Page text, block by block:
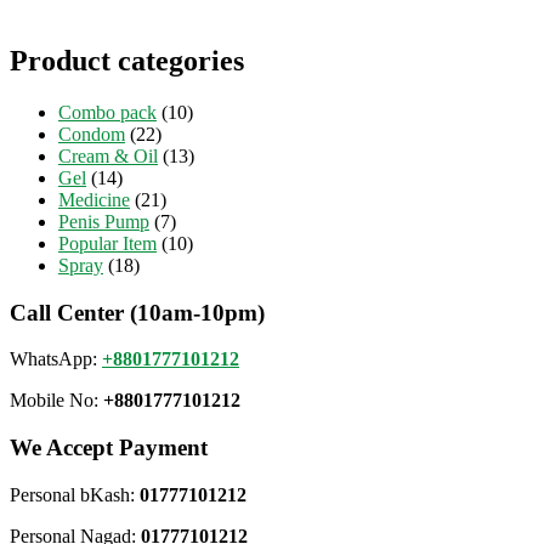
Product categories
Combo pack (10)
Condom (22)
Cream & Oil (13)
Gel (14)
Medicine (21)
Penis Pump (7)
Popular Item (10)
Spray (18)
Call Center (10am-10pm)
WhatsApp: +8801777101212
Mobile No: +8801777101212
We Accept Payment
Personal bKash: 01777101212
Personal Nagad: 01777101212